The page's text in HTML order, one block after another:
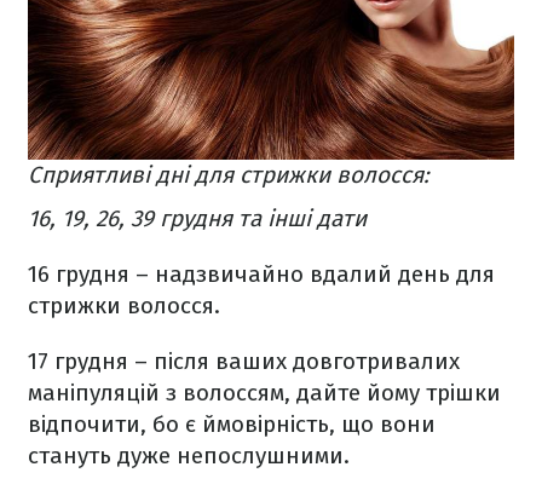
Сприятливі дні для стрижки волосся:
16, 19, 26, 39 грудня та інші дати
16 грудня – надзвичайно вдалий день для
стрижки волосся.
17 грудня – після ваших довготривалих
маніпуляцій з волоссям, дайте йому трішки
відпочити, бо є ймовірність, що вони
стануть дуже непослушними.